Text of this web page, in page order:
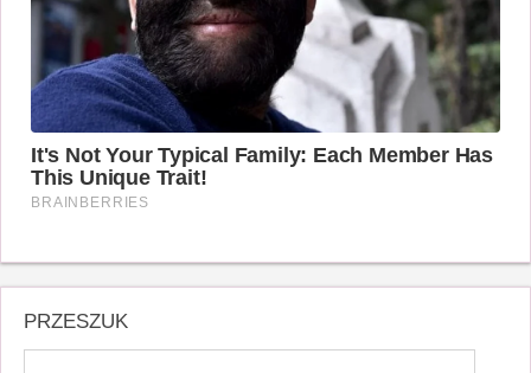
PRZESZUK